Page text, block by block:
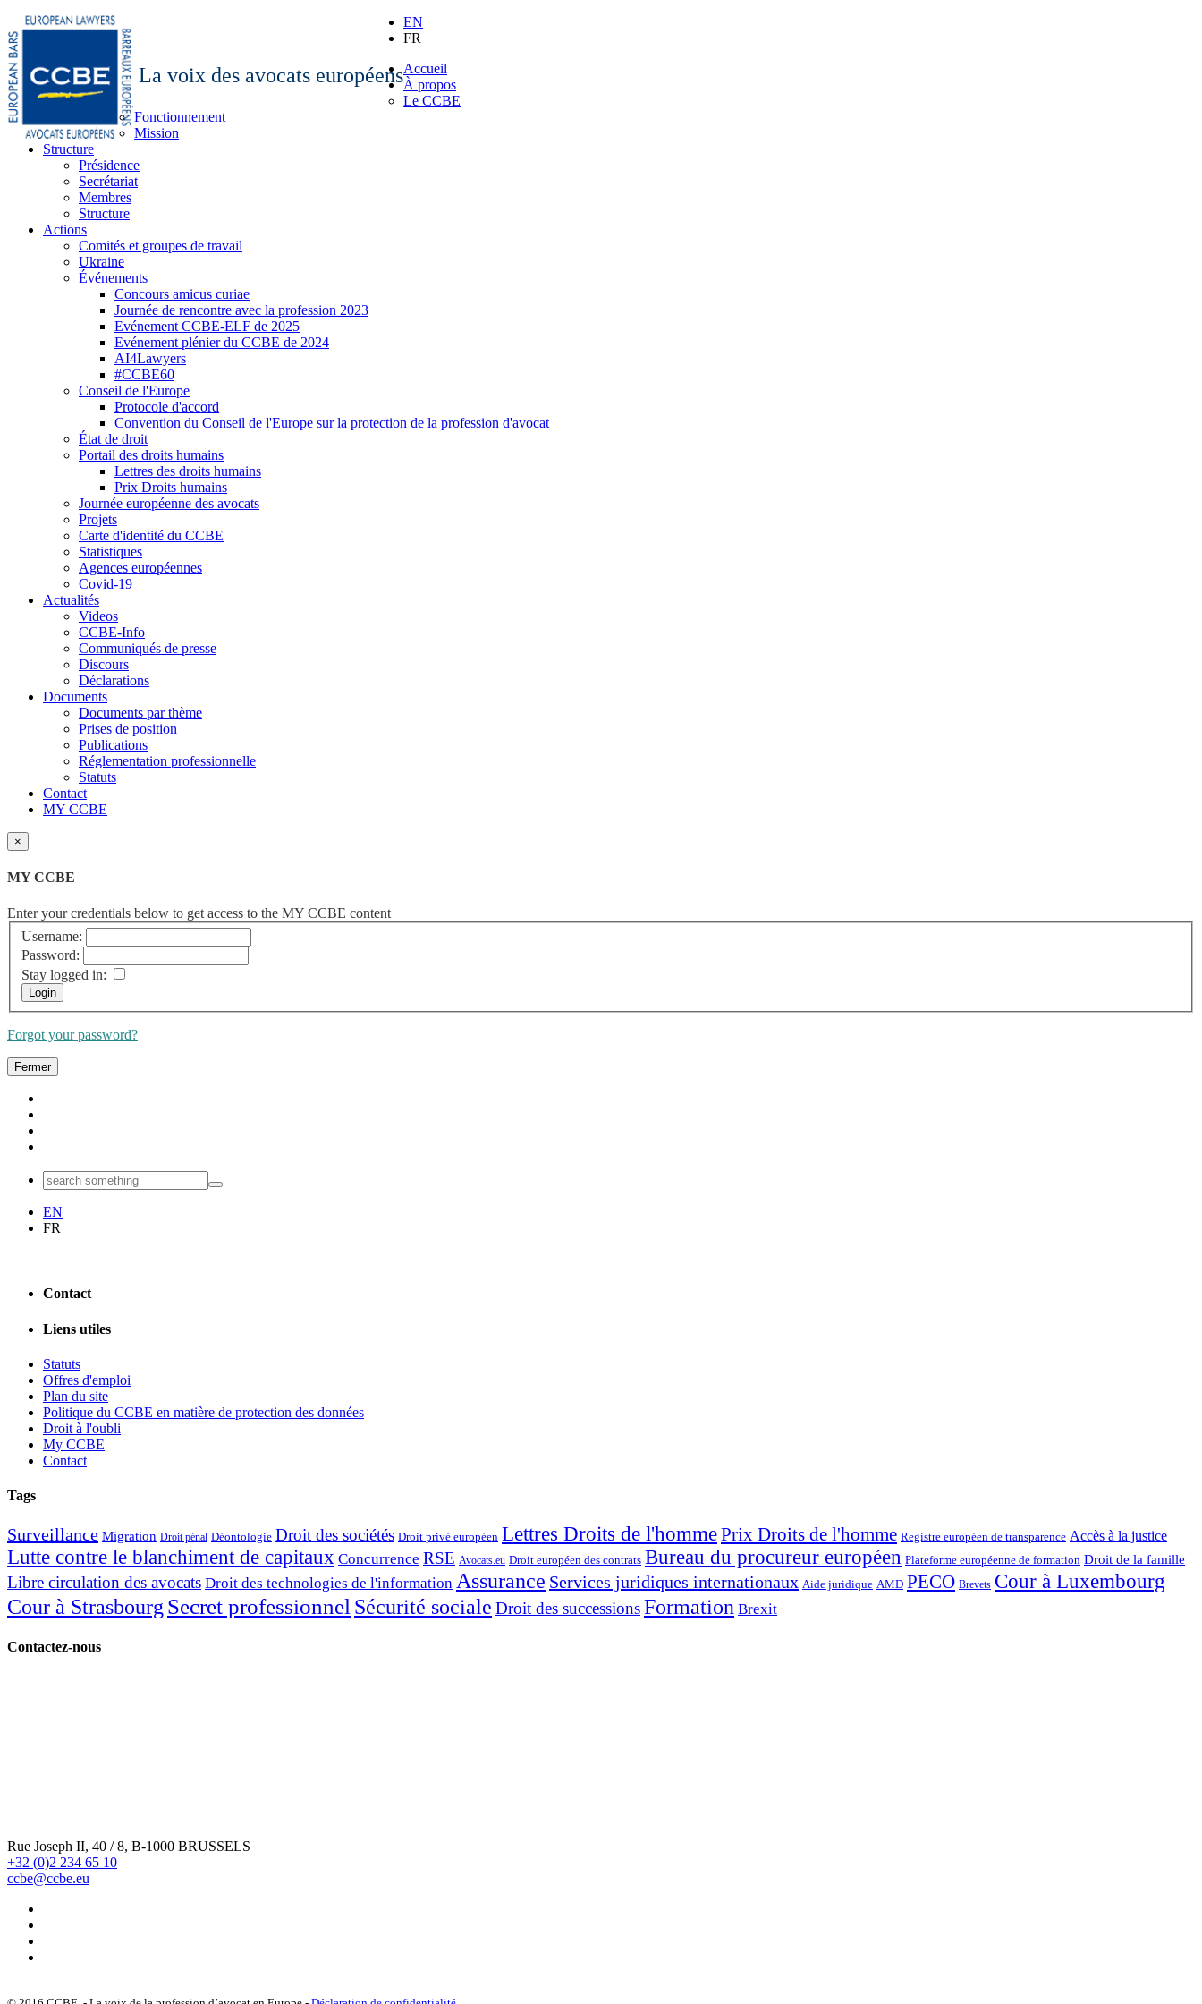
La voix des avocats européens
EN
FR
Accueil
À propos
Le CCBE
Fonctionnement
Mission
Structure
Présidence
Secrétariat
Membres
Structure
Actions
Comités et groupes de travail
Ukraine
Événements
Concours amicus curiae
Journée de rencontre avec la profession 2023
Evénement CCBE-ELF de 2025
Evénement plénier du CCBE de 2024
AI4Lawyers
#CCBE60
Conseil de l'Europe
Protocole d'accord
Convention du Conseil de l'Europe sur la protection de la profession d'avocat
État de droit
Portail des droits humains
Lettres des droits humains
Prix Droits humains
Journée européenne des avocats
Projets
Carte d'identité du CCBE
Statistiques
Agences européennes
Covid-19
Actualités
Videos
CCBE-Info
Communiqués de presse
Discours
Déclarations
Documents
Documents par thème
Prises de position
Publications
Réglementation professionnelle
Statuts
Contact
MY CCBE
×
MY CCBE
Enter your credentials below to get access to the MY CCBE content
Username:
Password:
Stay logged in:
Forgot your password?
Fermer
EN
FR
Contact
Liens utiles
Statuts
Offres d'emploi
Plan du site
Politique du CCBE en matière de protection des données
Droit à l'oubli
My CCBE
Contact
Tags
Surveillance Migration Droit pénal Déontologie Droit des sociétés Droit privé européen Lettres Droits de l'hommePrix Droits de l'homme Registre européen de transparence Accès à la justice
Lutte contre le blanchiment de capitaux Concurrence RSE Avocats.eu Droit européen des contrats Bureau du procureur européen Plateforme européenne de formation Droit de la famille
Libre circulation des avocats Droit des technologies de l'information Assurance Services juridiques internationaux Aide juridique AMD PECO Brevets Cour à Luxembourg
Cour à StrasbourgSecret professionnel Sécurité sociale Droit des successionsFormation Brexit
Contactez-nous
Rue Joseph II, 40 / 8, B-1000 BRUSSELS
+32 (0)2 234 65 10
ccbe@ccbe.eu